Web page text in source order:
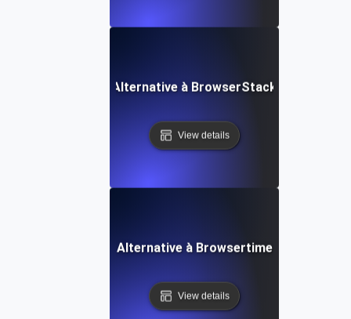
Alternative à BrowserStack
View details
Alternative à Browsertime
View details